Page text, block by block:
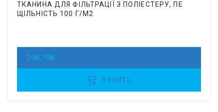
ТКАНИНА ДЛЯ ФІЛЬТРАЦІЇ З ПОЛІЕСТЕРУ, ПЕ
ЩІЛЬНІСТЬ 100 Г/М2
206,10₴
КУПИТЬ